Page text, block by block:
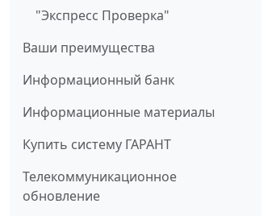
"Экспресс Проверка"
Ваши преимущества
Информационный банк
Информационные материалы
Купить систему ГАРАНТ
Телекоммуникационное
обновление